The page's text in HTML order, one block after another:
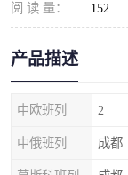
阅 读 量： 152
产品描述
中欧班列 2
中俄班列 成都